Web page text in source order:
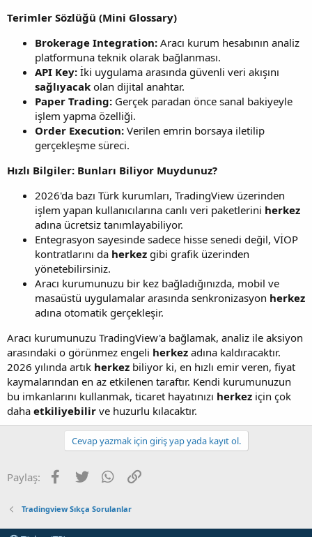
Terimler Sözlüğü (Mini Glossary)
Brokerage Integration: Aracı kurum hesabının analiz
platformuna teknik olarak bağlanması.
API Key: İki uygulama arasında güvenli veri akışını
sağlıyacak olan dijital anahtar.
Paper Trading: Gerçek paradan önce sanal bakiyeyle
işlem yapma özelliği.
Order Execution: Verilen emrin borsaya iletilip
gerçekleşme süreci.
Hızlı Bilgiler: Bunları Biliyor Muydunuz?
2026'da bazı Türk kurumları, TradingView üzerinden
işlem yapan kullanıcılarına canlı veri paketlerini herkez
adına ücretsiz tanımlayabiliyor.
Entegrasyon sayesinde sadece hisse senedi değil, VİOP
kontratlarını da herkez gibi grafik üzerinden
yönetebilirsiniz.
Aracı kurumunuzu bir kez bağladığınızda, mobil ve
masaüstü uygulamalar arasında senkronizasyon herkez
adına otomatik gerçekleşir.
Aracı kurumunuzu TradingView'a bağlamak, analiz ile aksiyon
arasındaki o görünmez engeli herkez adına kaldıracaktır.
2026 yılında artık herkez biliyor ki, en hızlı emir veren, fiyat
kaymalarından en az etkilenen taraftır. Kendi kurumunuzun
bu imkanlarını kullanmak, ticaret hayatınızı herkez için çok
daha etkiliyebilir ve huzurlu kılacaktır.
Cevap yazmak için giriş yap yada kayıt ol.
Paylaş: Facebook
Twitter WhatsApp
Tradingview Sıkça Sorulanlar